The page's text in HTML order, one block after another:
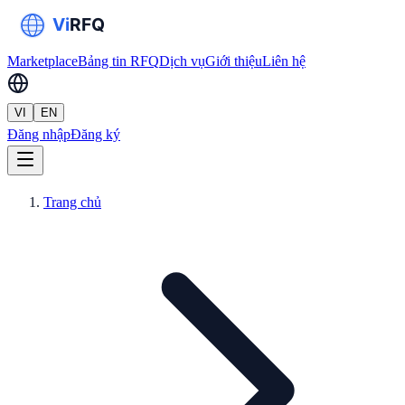
MarketplaceBảng tin RFQDịch vụGiới thiệuLiên hệ
VI EN
Đăng nhậpĐăng ký
Trang chủ